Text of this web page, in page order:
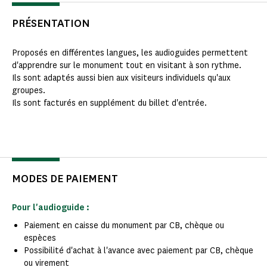
PRÉSENTATION
Proposés en différentes langues, les audioguides permettent
d'apprendre sur le monument tout en visitant à son rythme.
Ils sont adaptés aussi bien aux visiteurs individuels qu'aux
groupes.
Ils sont facturés en supplément du billet d'entrée.
MODES DE PAIEMENT
Pour l'audioguide :
Paiement en caisse du monument par CB, chèque ou
espèces
Possibilité d'achat à l'avance avec paiement par CB, chèque
ou virement